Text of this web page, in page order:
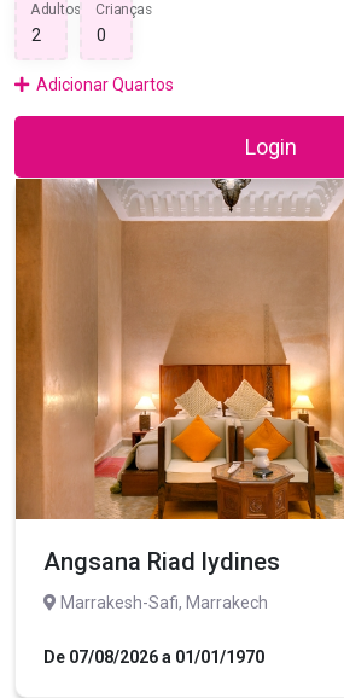
Adultos Crianças
Adicionar Quartos
Login
Angsana Riad lydines
Marrakesh-Safi, Marrakech
De 07/08/2026 a 01/01/1970